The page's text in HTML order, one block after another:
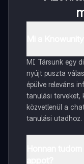
MI Társunk egy
nyújt puszta
épülve releváns
tanulási terveket,
közvetlenül a
tanulási utadhoz.